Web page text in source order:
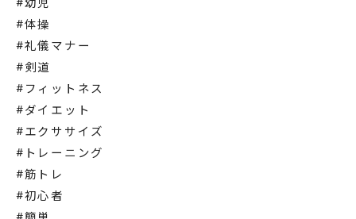
#体操
#礼儀マナー
#剣道
#フィットネス
#ダイエット
#エクササイズ
#トレーニング
#筋トレ
#初心者